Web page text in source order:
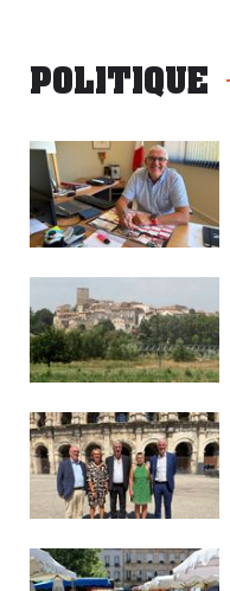
POLITIQUE